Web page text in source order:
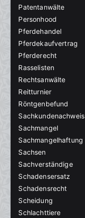
Patentanwälte
Personhood
Pferdehandel
Pferdekaufvertrag
Pferderecht
Rasselisten
Rechtsanwälte
Reitturnier
Röntgenbefund
Sachkundenachweis
Sachmangel
Sachmangelhaftung
Sachsen
Sachverständige
Schadensersatz
Schadensrecht
Scheidung
Schlachttiere